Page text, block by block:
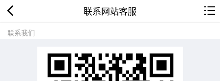
联系网站客服
联系我们